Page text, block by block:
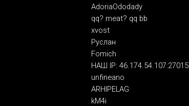
AdoriaOdodady
qq? meat? qq bb
xvost
Руслан
Fomich
HAШ IP: 46.174.54.107:27015
unfineano
ARHIPELAG
kM4i